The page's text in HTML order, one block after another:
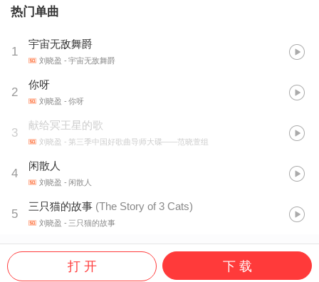
热门单曲
1
宇宙无敌舞爵
刘晓盈 - 宇宙无敌舞爵
2
你呀
刘晓盈 - 你呀
3
献给冥王星的歌
刘晓盈 - 第三季中国好歌曲导师大碟——范晓萱组
4
闲散人
刘晓盈 - 闲散人
5
三只猫的故事 (The Story of 3 Cats)
刘晓盈 - 三只猫的故事
打 开 下 载